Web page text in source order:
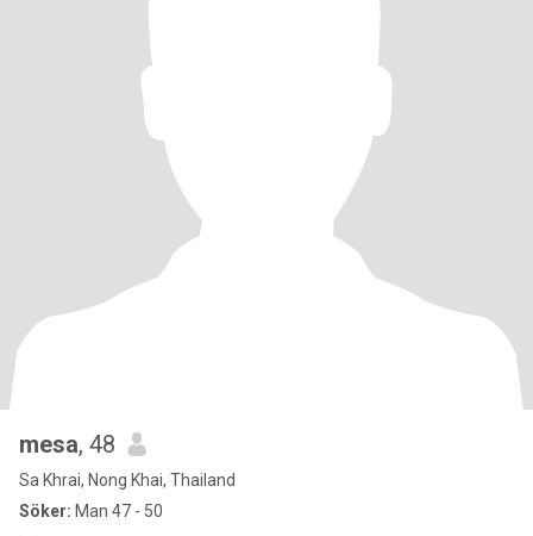
mesa, 48
Sa Khrai, Nong Khai, Thailand
Söker: Man 47 - 50